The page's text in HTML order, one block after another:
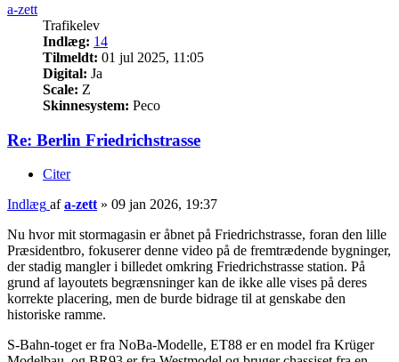
a-zett
Trafikelev
Indlæg: 14
Tilmeldt: 01 jul 2025, 11:05
Digital: Ja
Scale: Z
Skinnesystem: Peco
Re: Berlin Friedrichstrasse
Citer
Indlæg afa-zett » 09 jan 2026, 19:37
Nu hvor mit stormagasin er åbnet på Friedrichstrasse, foran den lille
Præsidentbro, fokuserer denne video på de fremtrædende bygninger,
der stadig mangler i billedet omkring Friedrichstrasse station. På
grund af layoutets begrænsninger kan de ikke alle vises på deres
korrekte placering, men de burde bidrage til at genskabe den
historiske ramme.
S-Bahn-toget er fra NoBa-Modelle, ET88 er en model fra Krüger